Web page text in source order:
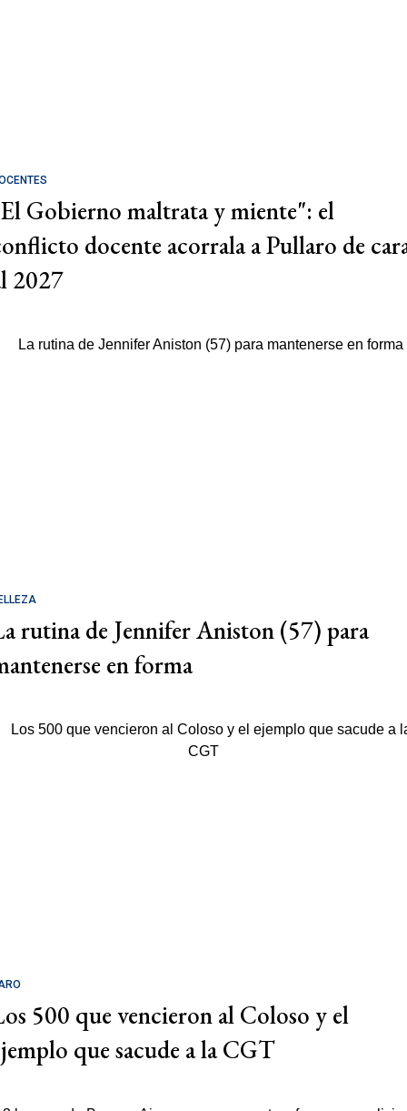
Gobierno maltrata y miente": el
docente acorrala a Pullaro de
2027
rutina de Jennifer Aniston (57) para
en forma
500 que vencieron al Coloso y el
que sacude a la CGT